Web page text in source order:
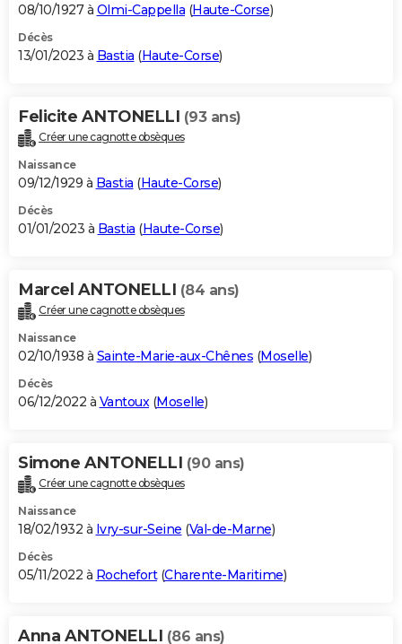
08/10/1927 à Olmi-Cappella (Haute-Corse)
Décès
13/01/2023 à Bastia (Haute-Corse)
Felicite ANTONELLI (93 ans)
Créer une cagnotte obsèques
Naissance
09/12/1929 à Bastia (Haute-Corse)
Décès
01/01/2023 à Bastia (Haute-Corse)
Marcel ANTONELLI (84 ans)
Créer une cagnotte obsèques
Naissance
02/10/1938 à Sainte-Marie-aux-Chênes (Moselle)
Décès
06/12/2022 à Vantoux(Moselle)
Simone ANTONELLI (90 ans)
Créer une cagnotte obsèques
Naissance
18/02/1932 à Ivry-sur-Seine (Val-de-Marne)
Décès
05/11/2022 à Rochefort(Charente-Maritime)
Anna ANTONELLI (86 ans)